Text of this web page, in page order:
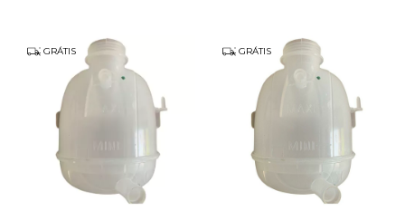
GRÁTIS GRÁTIS